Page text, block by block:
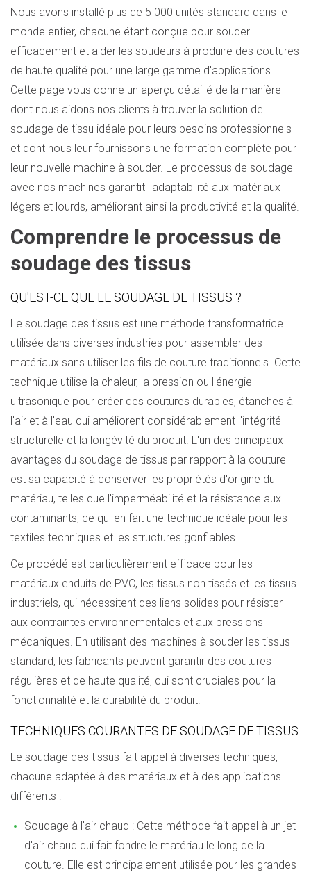
Nous avons installé plus de 5 000 unités standard dans le
monde entier, chacune étant conçue pour souder
efficacement et aider les soudeurs à produire des coutures
de haute qualité pour une large gamme d'applications.
Cette page vous donne un aperçu détaillé de la manière
dont nous aidons nos clients à trouver la solution de
soudage de tissu idéale pour leurs besoins professionnels
et dont nous leur fournissons une formation complète pour
leur nouvelle machine à souder. Le processus de soudage
avec nos machines garantit l'adaptabilité aux matériaux
légers et lourds, améliorant ainsi la productivité et la qualité.
Comprendre le processus de
soudage des tissus
QU'EST-CE QUE LE SOUDAGE DE TISSUS ?
Le soudage des tissus est une méthode transformatrice
utilisée dans diverses industries pour assembler des
matériaux sans utiliser les fils de couture traditionnels. Cette
technique utilise la chaleur, la pression ou l'énergie
ultrasonique pour créer des coutures durables, étanches à
l'air et à l'eau qui améliorent considérablement l'intégrité
structurelle et la longévité du produit. L'un des principaux
avantages du soudage de tissus par rapport à la couture
est sa capacité à conserver les propriétés d'origine du
matériau, telles que l'imperméabilité et la résistance aux
contaminants, ce qui en fait une technique idéale pour les
textiles techniques et les structures gonflables.
Ce procédé est particulièrement efficace pour les
matériaux enduits de PVC, les tissus non tissés et les tissus
industriels, qui nécessitent des liens solides pour résister
aux contraintes environnementales et aux pressions
mécaniques. En utilisant des machines à souder les tissus
standard, les fabricants peuvent garantir des coutures
régulières et de haute qualité, qui sont cruciales pour la
fonctionnalité et la durabilité du produit.
TECHNIQUES COURANTES DE SOUDAGE DE TISSUS
Le soudage des tissus fait appel à diverses techniques,
chacune adaptée à des matériaux et à des applications
différents :
Soudage à l'air chaud : Cette méthode fait appel à un jet
d'air chaud qui fait fondre le matériau le long de la
couture. Elle est principalement utilisée pour les grandes